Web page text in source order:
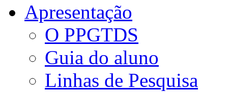
Apresentação
O PPGTDS
Guia do aluno
Linhas de Pesquisa